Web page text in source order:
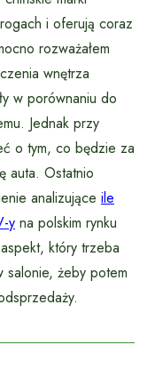
i oferują coraz
rozważałem
wnętrza
w porównaniu do
Jednak przy
o tym, co będzie za
auta. Ostatnio
analizujące ile
y na polskim rynku
który trzeba
żeby potem